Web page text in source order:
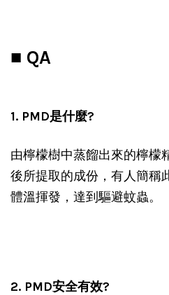
■ QA
1. PMD是什麼?
由檸檬樹中蒸餾出來的檸檬
後所提取的成份，有人簡稱
體溫揮發，達到驅避蚊蟲。
2. PMD安全有效?